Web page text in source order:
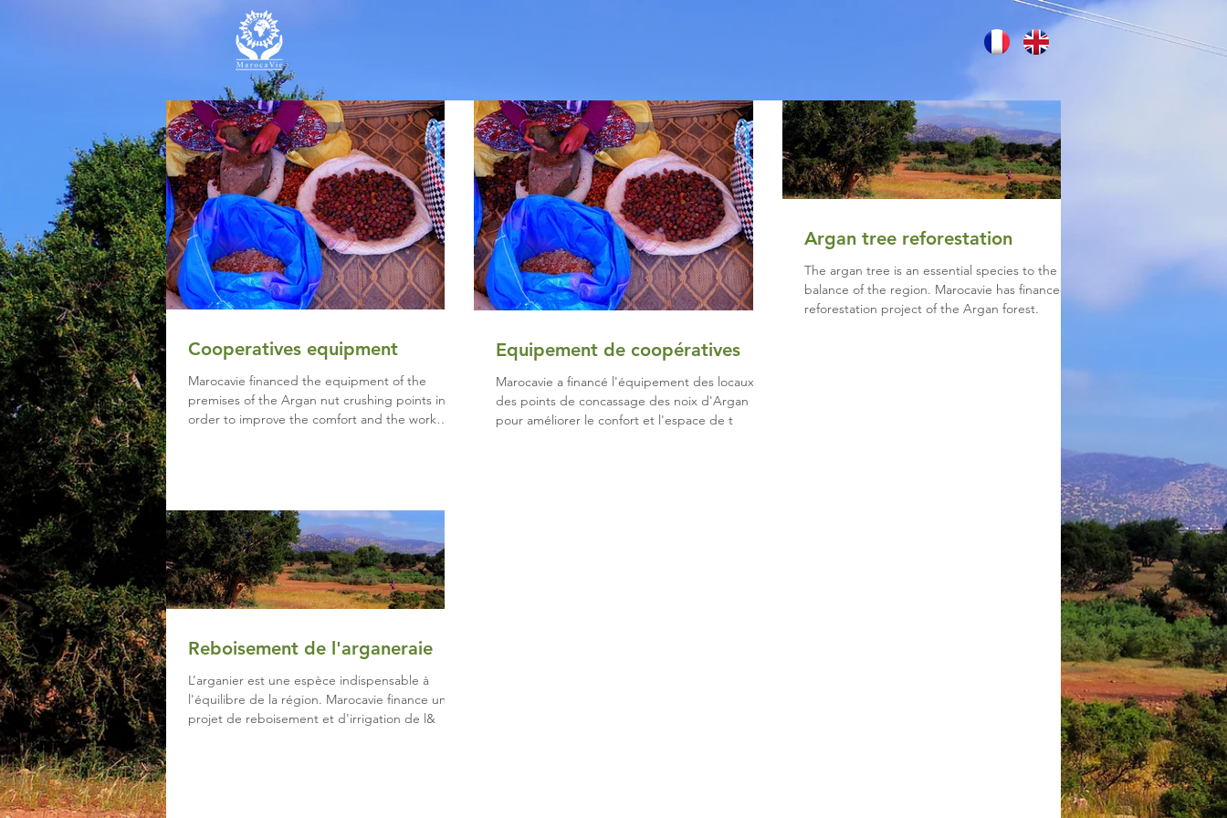
Cooperatives equipment
Marocavie financed the equipment of the
premises of the Argan nut crushing points in
order to improve the comfort and the work
Equipement de coopératives
Marocavie a financé l'équipement des locaux
des points de concassage des noix d'Argan
pour améliorer le confort et l'espace de t
Argan tree reforestation
The argan tree is an essential species to the
balance of the region. Marocavie has financed a
reforestation project of the Argan forest.
Reboisement de l'arganeraie
L’arganier est une espèce indispensable à
l'équilibre de la région. Marocavie finance un
projet de reboisement et d'irrigation de l&